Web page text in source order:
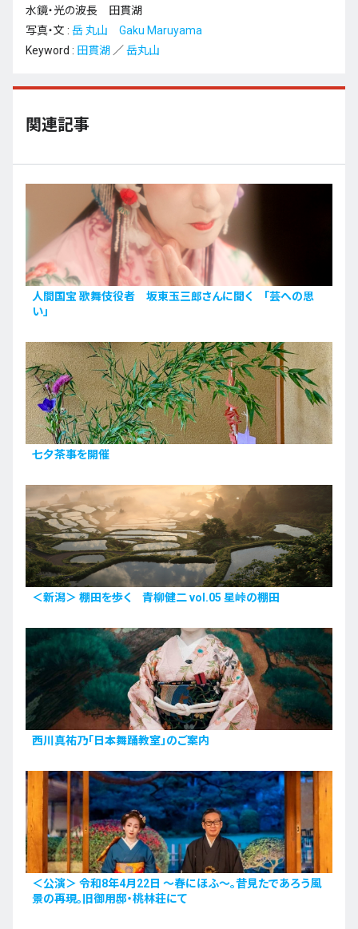
水鏡・光の波長 田貫湖
写真・文 : 岳 丸山 Gaku Maruyama
Keyword : 田貫湖 ／ 岳丸山
関連記事
人間国宝 歌舞伎役者 坂東玉三郎さんに聞く 「芸への思
い」
七夕茶事を開催
＜新潟＞ 棚田を歩く 青柳健二 vol.05 星峠の棚田
西川真祐乃「日本舞踊教室」のご案内
＜公演＞ 令和8年4月22日 〜春にほふ〜。昔見たであろう風
景の再現。旧御用邸・桃林荘にて